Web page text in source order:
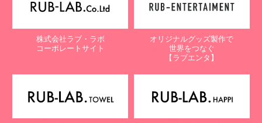
株式会社ラブ・ラボ
コーポレートサイト
オリジナルグッズ製作で
世界をつなぐ
【ラブエンタ】